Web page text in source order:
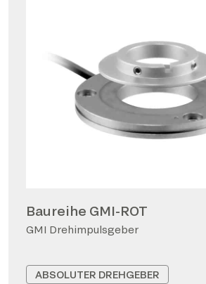
Baureihe GMI-ROT
GMI Drehimpulsgeber
ABSOLUTER DREHGEBER